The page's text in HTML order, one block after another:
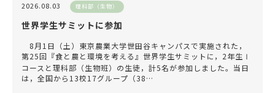
2026.08.03 理科部（生物）
世界学生サミットに参加
8月1日（土）東京農業大学世田谷キャンパスで実施された，
第25回『食と農と環境を考える』世界学生サミットに，2年生Ⅰ
コースと理科部（生物班）の生徒，計5名が参加しました。当日
は，全国から13校17グループ（38…